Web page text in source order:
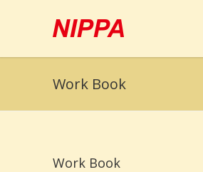
Work Book
Work Book